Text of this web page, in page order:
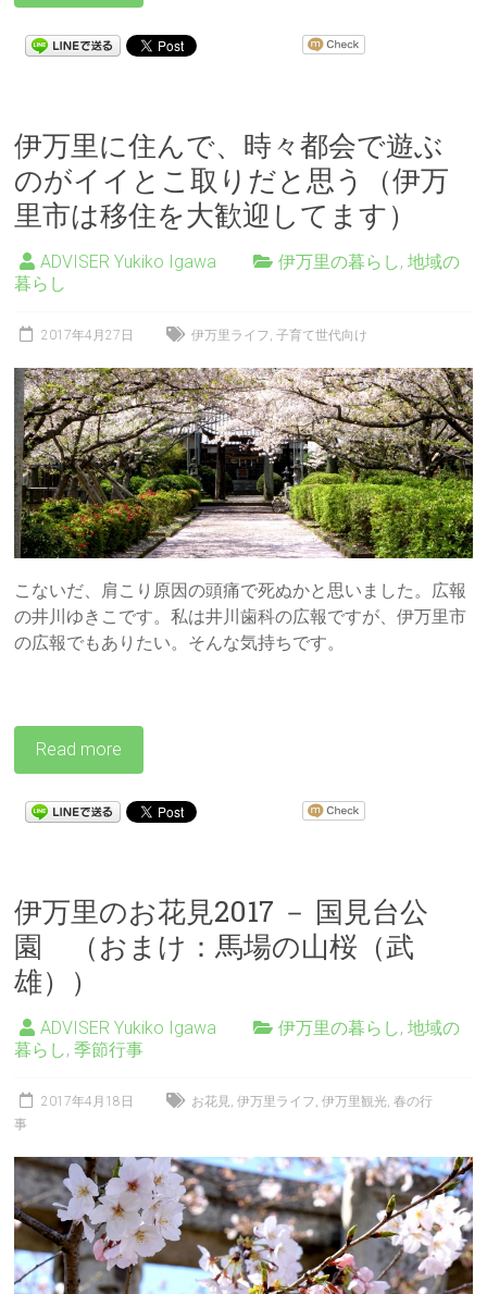
伊万里に住んで、時々都会で遊ぶ
のがイイとこ取りだと思う（伊万
里市は移住を大歓迎してます）
ADVISER Yukiko Igawa 伊万里の暮らし,地域の
暮らし
2017年4月27日 伊万里ライフ ,子育て世代向け
こないだ、肩こり原因の頭痛で死ぬかと思いました。広報
の井川ゆきこです。私は井川歯科の広報ですが、伊万里市
の広報でもありたい。そんな気持ちです。
Read more
伊万里のお花見2017 － 国見台公
園 （おまけ：馬場の山桜（武
雄））
ADVISER Yukiko Igawa 伊万里の暮らし,地域の
暮らし,季節行事
2017年4月18日 お花見,伊万里ライフ ,伊万里観光,春の行
事